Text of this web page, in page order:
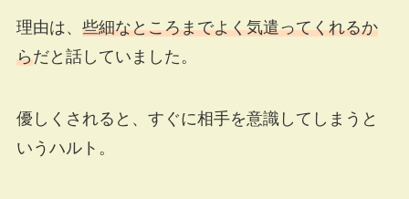
理由は、 些細なところまでよく気遣ってくれるか
らだと話していました。
優しくされると、すぐに相手を意識してしまうと
いうハルト。